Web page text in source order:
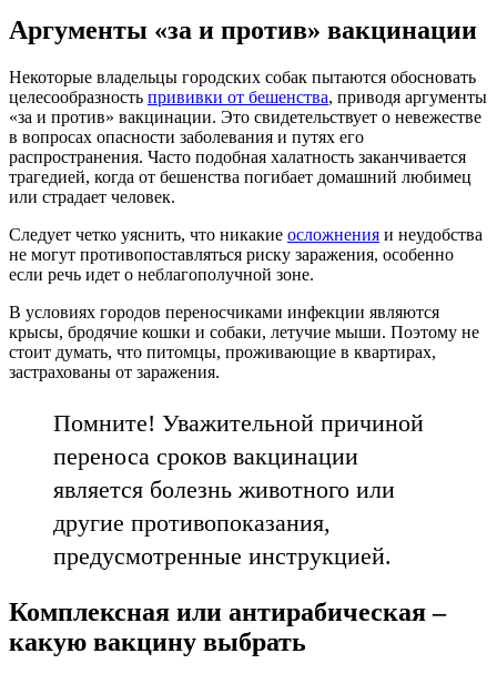
Аргументы «за и против» вакцинации
Некоторые владельцы городских собак пытаются обосновать
целесообразность прививки от бешенства, приводя аргументы
«за и против» вакцинации. Это свидетельствует о невежестве
в вопросах опасности заболевания и путях его
распространения. Часто подобная халатность заканчивается
трагедией, когда от бешенства погибает домашний любимец
или страдает человек.
Следует четко уяснить, что никакие осложнения и неудобства
не могут противопоставляться риску заражения, особенно
если речь идет о неблагополучной зоне.
В условиях городов переносчиками инфекции являются
крысы, бродячие кошки и собаки, летучие мыши. Поэтому не
стоит думать, что питомцы, проживающие в квартирах,
застрахованы от заражения.
Помните! Уважительной причиной
переноса сроков вакцинации
является болезнь животного или
другие противопоказания,
предусмотренные инструкцией.
Комплексная или антирабическая –
какую вакцину выбрать